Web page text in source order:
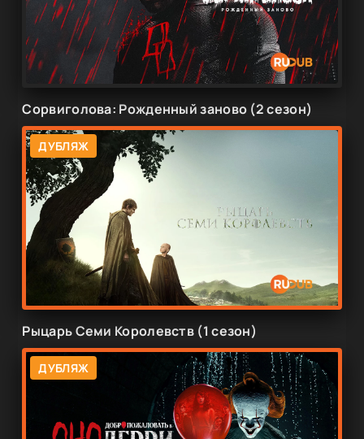
Сорвиголова: Рожденный заново (2 сезон)
ДУБЛЯЖ
Рыцарь Семи Королевств (1 сезон)
ДУБЛЯЖ